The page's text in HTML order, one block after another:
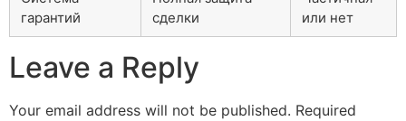
гарантий
сделки
или нет
Leave a Reply
Your email address will not be published. Required